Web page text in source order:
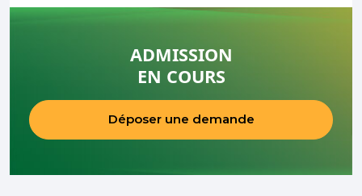
ADMISSION
EN COURS
Déposer une demande